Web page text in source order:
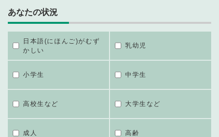
あなたの状況
日本語(にほんご)がむず
かしい
乳幼児
小学生 中学生
高校生など 大学生など
成人 高齢